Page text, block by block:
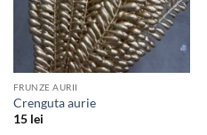
FRUNZE AURII
Crenguta aurie
15 lei